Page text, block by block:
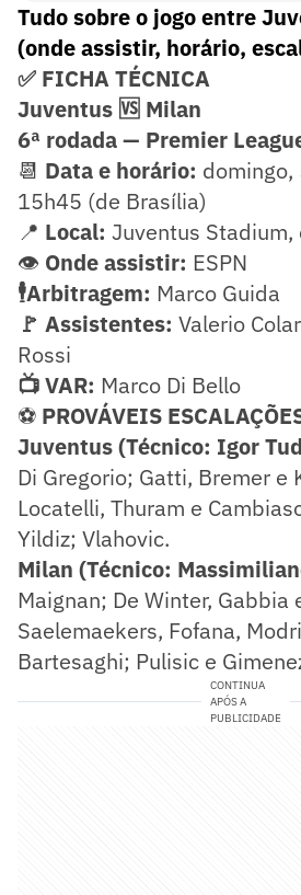
Tudo sobre o jogo entre
(onde assistir, horário,
✅ FICHA TÉCNICA
Juventus 🆚 Milan
6ª rodada — Premier
📆 Data e horário: domingo,
15h45 (de Brasília)
📍 Local: Juventus Stadium,
👁️ Onde assistir: ESPN
🕴️Arbitragem: Marco Guida
🚩 Assistentes: Valerio
Rossi
📺 VAR: Marco Di Bello
⚽ PROVÁVEIS
Juventus (Técnico: Igor
Di Gregorio; Gatti, Bremer e
Locatelli, Thuram e
Yildiz; Vlahovic.
Milan (Técnico:
Maignan; De Winter, Gabbia
Saelemaekers, Fofana,
Bartesaghi; Pulisic e
CONTINUA
APÓS A
PUBLICIDADE